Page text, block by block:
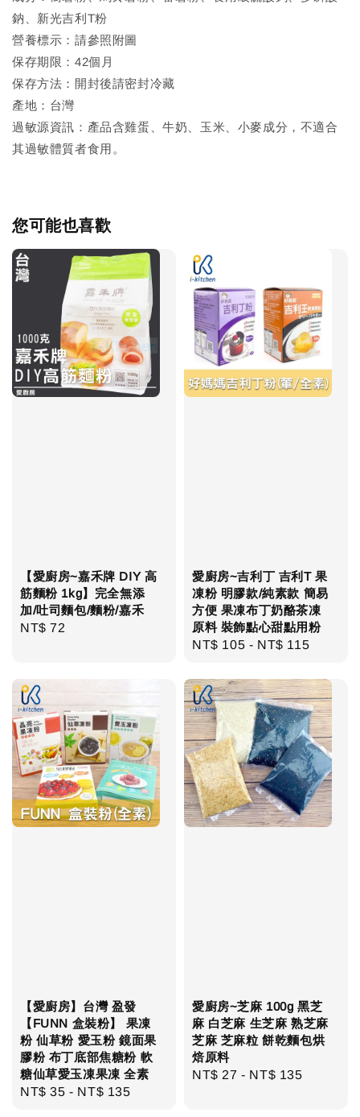
鈉、新光吉利T粉
營養標示：請參照附圖
保存期限：42個月
保存方法：開封後請密封冷藏
產地：台灣
過敏源資訊：產品含雞蛋、牛奶、玉米、小麥成分，不適合
其過敏體質者食用。
您可能也喜歡
【愛廚房~嘉禾牌 DIY 高
筋麵粉 1kg】完全無添
加/吐司麵包/麵粉/嘉禾
Regular
NT$ 72
愛廚房~吉利丁 吉利T 果
凍粉 明膠款/純素款 簡易
方便 果凍布丁奶酪茶凍
原料 裝飾點心甜點用粉
Regular
NT$ 105 - NT$ 115
【愛廚房】台灣 盈發
【FUNN 盒裝粉】 果凍
粉 仙草粉 愛玉粉 鏡面果
膠粉 布丁底部焦糖粉 軟
糖仙草愛玉凍果凍 全素
Regular
NT$ 35 - NT$ 135
愛廚房~芝麻 100g 黑芝
麻 白芝麻 生芝麻 熟芝麻
芝麻 芝麻粒 餅乾麵包烘
焙原料
Regular
NT$ 27 - NT$ 135